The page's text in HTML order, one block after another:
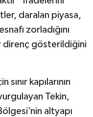
daralan piyasa,
zorladığını
direnç gösterildiğini
sınır kapılarının
Tekin,
altyapı